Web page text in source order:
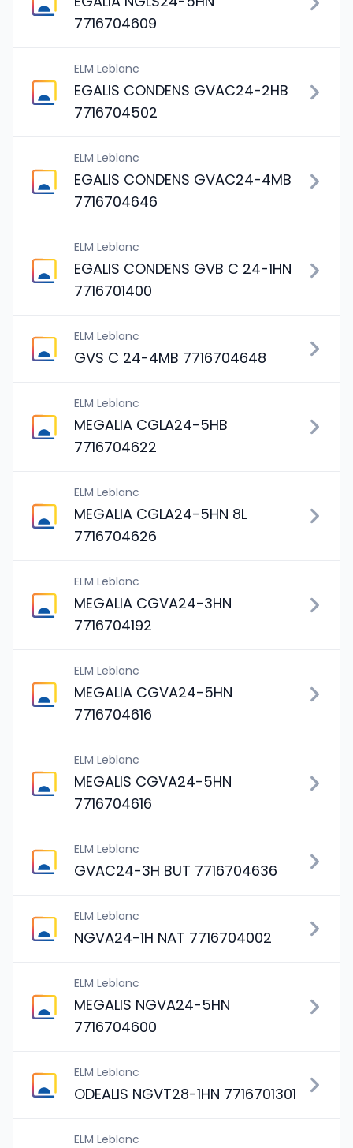
7716704609
ELM Leblanc
EGALIS CONDENS GVAC24-2HB
7716704502
ELM Leblanc
EGALIS CONDENS GVAC24-4MB
7716704646
ELM Leblanc
EGALIS CONDENS GVB C 24-1HN
7716701400
ELM Leblanc
GVS C 24-4MB 7716704648
ELM Leblanc
MEGALIA CGLA24-5HB
7716704622
ELM Leblanc
MEGALIA CGLA24-5HN 8L
7716704626
ELM Leblanc
MEGALIA CGVA24-3HN
7716704192
ELM Leblanc
MEGALIA CGVA24-5HN
7716704616
ELM Leblanc
MEGALIS CGVA24-5HN
7716704616
ELM Leblanc
GVAC24-3H BUT 7716704636
ELM Leblanc
NGVA24-1H NAT 7716704002
ELM Leblanc
MEGALIS NGVA24-5HN
7716704600
ELM Leblanc
ODEALIS NGVT28-1HN 7716701301
ELM Leblanc